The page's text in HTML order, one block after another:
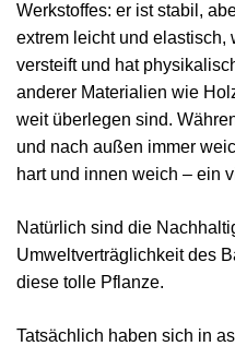
Werkstoffes: er ist stabil,
extrem leicht und elastisch,
versteift und hat
anderer Materialien wie
weit überlegen sind.
und nach außen immer
hart und innen weich – ein
Natürlich sind die
Umweltverträglichkeit des
diese tolle Pflanze.
Tatsächlich haben sich in